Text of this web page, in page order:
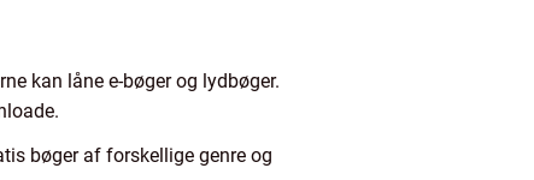
kan låne e-bøger og lydbøger.
bøger af forskellige genre og